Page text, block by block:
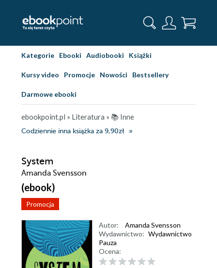
Kategorie Ebooki Audiobooki Książki
Kursy video Promocje Nowości Bestsellery
Darmowe ebooki
ebookpoint.pl » Literatura » 📚 Inne
Codziennie inna książka za 9,90zł
System
Amanda Svensson
(ebook)
Promocja
Autor:
Amanda Svensson
Wydawnictwo: Wydawnictwo
Pauza
Ocena: